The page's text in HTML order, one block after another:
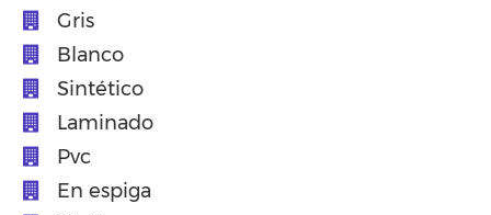
Gris
Blanco
Sintético
Laminado
Pvc
En espiga